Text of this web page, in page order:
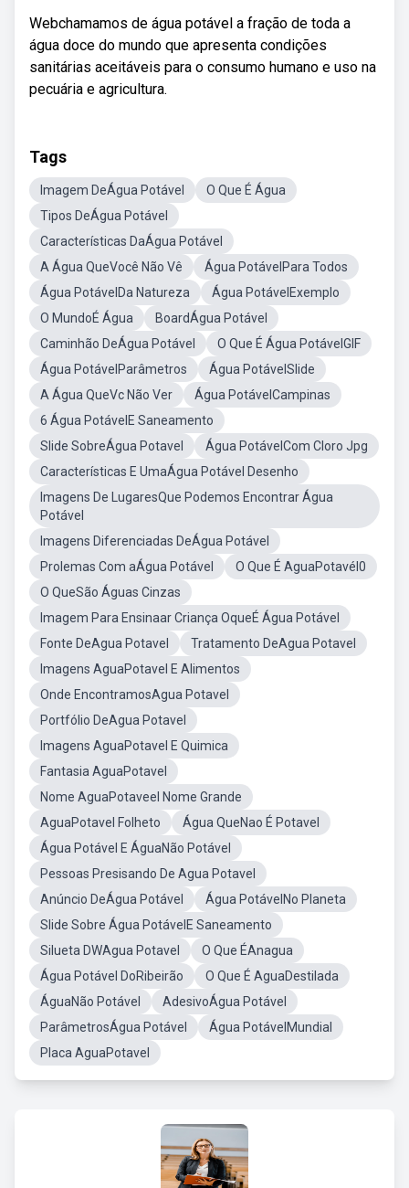
Webchamamos de água potável a fração de toda a
água doce do mundo que apresenta condições
sanitárias aceitáveis para o consumo humano e uso na
pecuária e agricultura.
Tags
Imagem DeÁgua Potável
O Que É Água
Tipos DeÁgua Potável
Características DaÁgua Potável
A Água QueVocê Não Vê
Água PotávelPara Todos
Água PotávelDa Natureza
Água PotávelExemplo
O MundoÉ Água
BoardÁgua Potável
Caminhão DeÁgua Potável
O Que É Água PotávelGIF
Água PotávelParâmetros
Água PotávelSlide
A Água QueVc Não Ver
Água PotávelCampinas
6 Água PotávelE Saneamento
Slide SobreÁgua Potavel
Água PotávelCom Cloro Jpg
Características E UmaÁgua Potável Desenho
Imagens De LugaresQue Podemos Encontrar Água
Potável
Imagens Diferenciadas DeÁgua Potável
Prolemas Com aÁgua Potável
O Que É AguaPotavél0
O QueSão Águas Cinzas
Imagem Para Ensinaar Criança OqueÉ Água Potável
Fonte DeAgua Potavel
Tratamento DeAgua Potavel
Imagens AguaPotavel E Alimentos
Onde EncontramosAgua Potavel
Portfólio DeAgua Potavel
Imagens AguaPotavel E Quimica
Fantasia AguaPotavel
Nome AguaPotaveel Nome Grande
AguaPotavel Folheto
Água QueNao É Potavel
Água Potável E ÁguaNão Potável
Pessoas Presisando De Agua Potavel
Anúncio DeÁgua Potável
Água PotávelNo Planeta
Slide Sobre Água PotávelE Saneamento
Silueta DWAgua Potavel
O Que ÉAnagua
Água Potável DoRibeirão
O Que É AguaDestilada
ÁguaNão Potável
AdesivoÁgua Potável
ParâmetrosÁgua Potável
Água PotávelMundial
Placa AguaPotavel